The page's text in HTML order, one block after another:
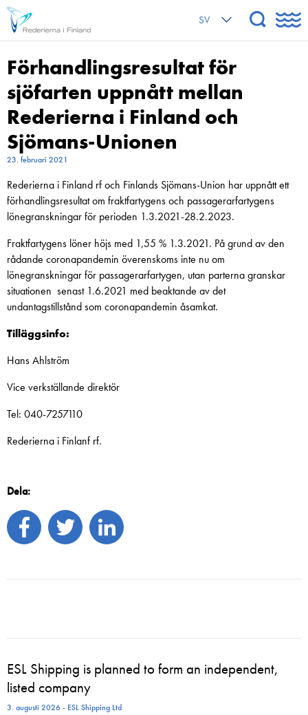
SV
Förhandlings­resultat för
sjöfarten uppnått mellan
Rederierna i Finland och
Sjömans-Unionen
23. februari 2021
Rederierna i Finland rf och Finlands Sjömans-Union har uppnått ett
förhandlingsresultat om fraktfartygens och passagerarfartygens
lönegranskningar för perioden 1.3.2021-28.2.2023.
Fraktfartygens löner höjs med 1,55 % 1.3.2021. På grund av den
rådande coronapandemin överenskoms inte nu om
lönegranskningar för passagerarfartygen, utan parterna granskar
situationen senast 1.6.2021 med beaktande av det
undantagstillstånd som coronapandemin åsamkat.
Tilläggsinfo:
Hans Ahlström
Vice verkställande direktör
Tel: 040-7257110
Rederierna i Finlanf rf.
Dela:
ESL Shipping is planned to form an independent,
listed company
3. augusti 2026 - ESL Shipping Ltd